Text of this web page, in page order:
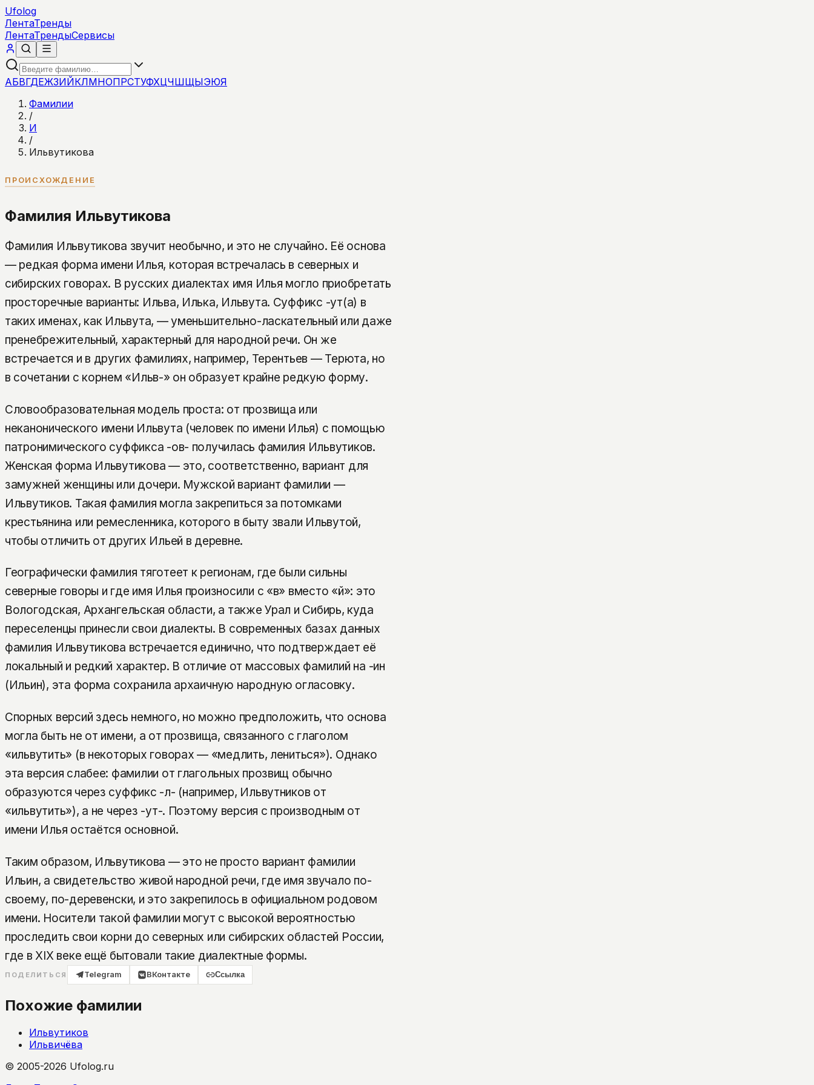
Ufolog
ЛентаТренды
ЛентаТрендыСервисы
АБВГДЕЖЗИЙКЛМНОПРСТУФХЦЧШЩЫЭЮЯ
Фамилии
/
И
/
Ильвутикова
ПРОИСХОЖДЕНИЕ
Фамилия Ильвутикова
Фамилия Ильвутикова звучит необычно, и это не случайно. Её основа
— редкая форма имени Илья, которая встречалась в северных и
сибирских говорах. В русских диалектах имя Илья могло приобретать
просторечные варианты: Ильва, Илька, Ильвута. Суффикс -ут(а) в
таких именах, как Ильвута, — уменьшительно-ласкательный или даже
пренебрежительный, характерный для народной речи. Он же
встречается и в других фамилиях, например, Терентьев — Терюта, но
в сочетании с корнем «Ильв-» он образует крайне редкую форму.
Словообразовательная модель проста: от прозвища или
неканонического имени Ильвута (человек по имени Илья) с помощью
патронимического суффикса -ов- получилась фамилия Ильвутиков.
Женская форма Ильвутикова — это, соответственно, вариант для
замужней женщины или дочери. Мужской вариант фамилии —
Ильвутиков. Такая фамилия могла закрепиться за потомками
крестьянина или ремесленника, которого в быту звали Ильвутой,
чтобы отличить от других Ильей в деревне.
Географически фамилия тяготеет к регионам, где были сильны
северные говоры и где имя Илья произносили с «в» вместо «й»: это
Вологодская, Архангельская области, а также Урал и Сибирь, куда
переселенцы принесли свои диалекты. В современных базах данных
фамилия Ильвутикова встречается единично, что подтверждает её
локальный и редкий характер. В отличие от массовых фамилий на -ин
(Ильин), эта форма сохранила архаичную народную огласовку.
Спорных версий здесь немного, но можно предположить, что основа
могла быть не от имени, а от прозвища, связанного с глаголом
«ильвутить» (в некоторых говорах — «медлить, лениться»). Однако
эта версия слабее: фамилии от глагольных прозвищ обычно
образуются через суффикс -л- (например, Ильвутников от
«ильвутить»), а не через -ут-. Поэтому версия с производным от
имени Илья остаётся основной.
Таким образом, Ильвутикова — это не просто вариант фамилии
Ильин, а свидетельство живой народной речи, где имя звучало по-
своему, по-деревенски, и это закрепилось в официальном родовом
имени. Носители такой фамилии могут с высокой вероятностью
проследить свои корни до северных или сибирских областей России,
где в XIX веке ещё бытовали такие диалектные формы.
ПОДЕЛИТЬСЯ Telegram ВКонтакте Ссылка
Похожие фамилии
Ильвутиков
Ильвичёва
© 2005-2026 Ufolog.ru